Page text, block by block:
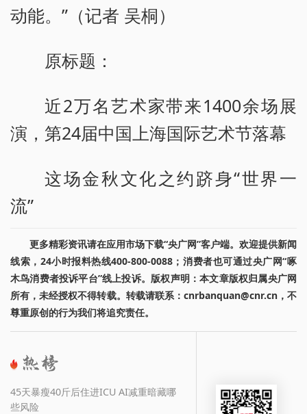
动能。”（记者 吴桐）
原标题：
近2万名艺术家带来1400余场展
演，第24届中国上海国际艺术节落幕
这场金秋文化之约跻身“世界一
流”
更多精彩资讯请在应用市场下载“央广网”客户端。欢迎提供新闻
线索，24小时报料热线400-800-0088；消费者也可通过央广网“啄
木鸟消费者投诉平台”线上投诉。版权声明：本文章版权归属央广网
所有，未经授权不得转载。转载请联系：cnrbanquan@cnr.cn，不
尊重原创的行为我们将追究责任。
45天暴瘦40斤后住进ICU AI减重暗藏哪
些风险